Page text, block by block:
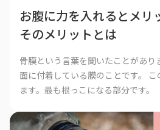
お腹に力を入れるとメリ
そのメリットとは
骨膜という言葉を聞いたことがあり
面に付着している膜のことです。
ます。最も根っこになる部分です。